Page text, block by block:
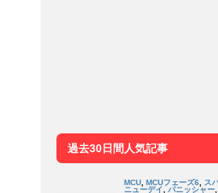
過去30日間人気記事